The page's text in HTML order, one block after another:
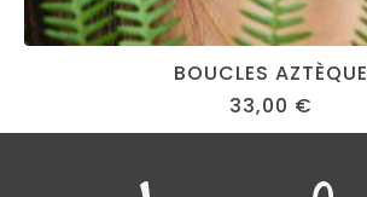
BOUCLES AZTÈQUE
33,00 €